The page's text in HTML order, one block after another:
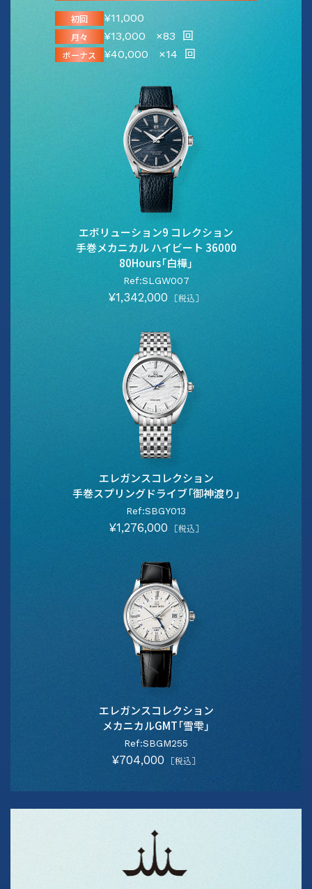
初回 ¥11,000
月々 ¥13,000 ×83 回
ボーナス ¥40,000 ×14 回
エボリューション9 コレクション
手巻メカニカル ハイビート 36000
80Hours「白樺」
Ref:SLGW007
¥1,342,000 ［税込］
エレガンスコレクション
手巻スプリングドライブ「御神渡り」
Ref:SBGY013
¥1,276,000 ［税込］
エレガンスコレクション
メカニカルGMT「雪雫」
Ref:SBGM255
¥704,000 ［税込］